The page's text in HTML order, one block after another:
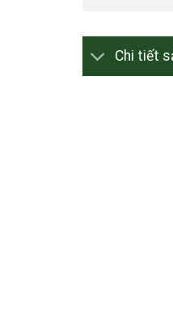
Chi tiết